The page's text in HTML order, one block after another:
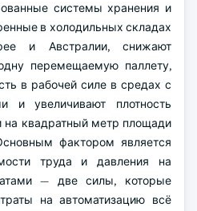
системы хранения и
в холодильных складах
и Австралии, снижают
перемещаемую паллету,
в рабочей силе в средах с
и увеличивают плотность
на квадратный метр площади
фактором является
труда и давления на
— две силы, которые
на автоматизацию всё